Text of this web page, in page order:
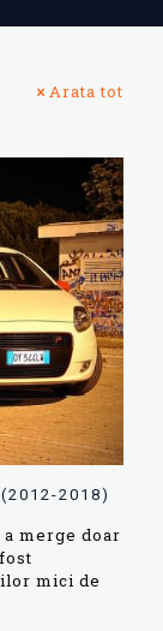
Arata tot
2018)
merge doar
mici de